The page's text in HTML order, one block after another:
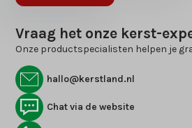
Vraag het onze kerst-
Onze productspecialisten helpen je
hallo@kerstland.nl
Chat via de website